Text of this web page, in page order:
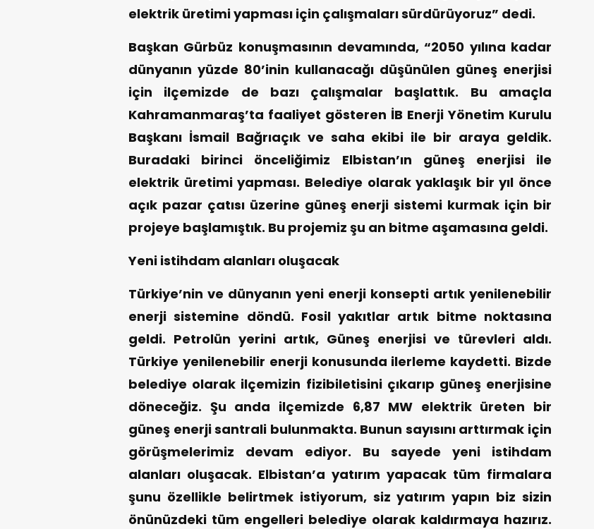
elektrik üretimi yapması için çalışmaları sürdürüyoruz” dedi.
Başkan Gürbüz konuşmasının devamında, “2050 yılına kadar
dünyanın yüzde 80’inin kullanacağı düşünülen güneş enerjisi
için ilçemizde de bazı çalışmalar başlattık. Bu amaçla
Kahramanmaraş’ta faaliyet gösteren İB Enerji Yönetim Kurulu
Başkanı İsmail Bağrıaçık ve saha ekibi ile bir araya geldik.
Buradaki birinci önceliğimiz Elbistan’ın güneş enerjisi ile
elektrik üretimi yapması. Belediye olarak yaklaşık bir yıl önce
açık pazar çatısı üzerine güneş enerji sistemi kurmak için bir
projeye başlamıştık. Bu projemiz şu an bitme aşamasına geldi.
Yeni istihdam alanları oluşacak
Türkiye’nin ve dünyanın yeni enerji konsepti artık yenilenebilir
enerji sistemine döndü. Fosil yakıtlar artık bitme noktasına
geldi. Petrolün yerini artık, Güneş enerjisi ve türevleri aldı.
Türkiye yenilenebilir enerji konusunda ilerleme kaydetti. Bizde
belediye olarak ilçemizin fizibiletisini çıkarıp güneş enerjisine
döneceğiz. Şu anda ilçemizde 6,87 MW elektrik üreten bir
güneş enerji santrali bulunmakta. Bunun sayısını arttırmak için
görüşmelerimiz devam ediyor. Bu sayede yeni istihdam
alanları oluşacak. Elbistan’a yatırım yapacak tüm firmalara
şunu özellikle belirtmek istiyorum, siz yatırım yapın biz sizin
önünüzdeki tüm engelleri belediye olarak kaldırmaya hazırız.